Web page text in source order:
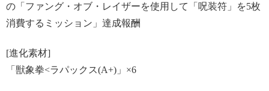
の「ファング・オブ・レイザーを使用して「呪装符」を5枚
消費するミッション」達成報酬
[進化素材]
「獣象拳<ラパックス(A+)」×6